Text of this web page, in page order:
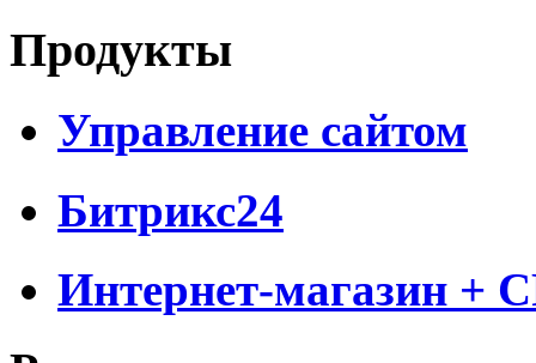
Продукты
Управление сайтом
Битрикс24
Интернет-магазин +